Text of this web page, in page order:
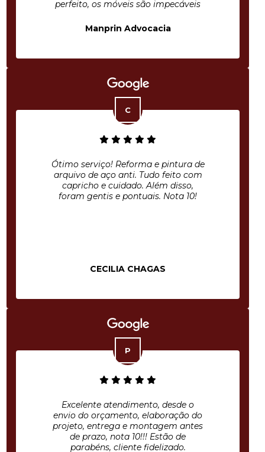
perfeito, os móveis são impecáveis
Manprin Advocacia
Ótimo serviço! Reforma e pintura de
arquivo de aço anti. Tudo feito com
capricho e cuidado. Além disso,
foram gentis e pontuais. Nota 10!
CECILIA CHAGAS
Excelente atendimento, desde o
envio do orçamento, elaboração do
projeto, entrega e montagem antes
de prazo, nota 10!!! Estão de
parabéns, cliente fidelizado.